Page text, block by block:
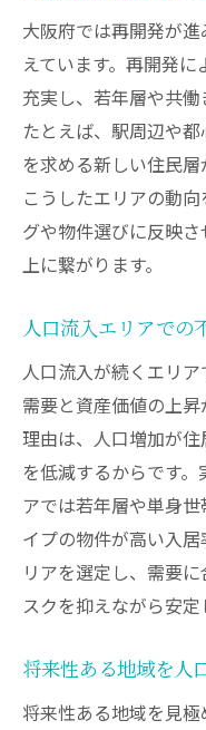
大阪府では再開発が
えています。再開発
充実し、若年層や共働
たとえば、駅周辺や
を求める新しい住民層
こうしたエリアの動
グや物件選びに反映
上に繋がります。
人口流入エリアでの
人口流入が続くエリ
需要と資産価値の上
理由は、人口増加が
を低減するからです
アでは若年層や単身
イプの物件が高い入
リアを選定し、需要
スクを抑えながら安定
将来性ある地域を人
将来性ある地域を見